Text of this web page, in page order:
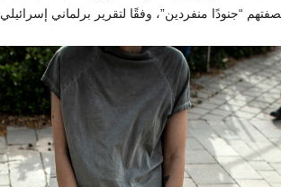
“جنودًا منفردين”، وفقًا لتقرير برلماني إسرائيلي.